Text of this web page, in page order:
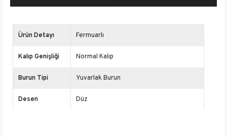
Ürün Detayı Fermuarlı
Kalıp Genişliği Normal Kalıp
Burun Tipi Yuvarlak Burun
Desen Düz